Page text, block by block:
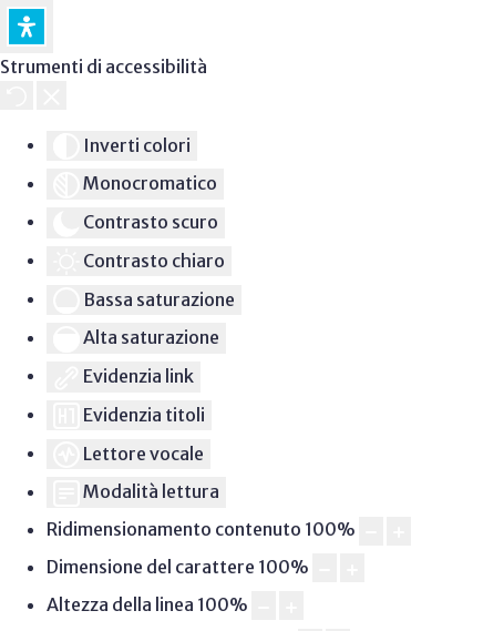
Strumenti di accessibilità
Inverti colori
Monocromatico
Contrasto scuro
Contrasto chiaro
Bassa saturazione
Alta saturazione
Evidenzia link
Evidenzia titoli
Lettore vocale
Modalità lettura
Ridimensionamento contenuto 100%
Dimensione del carattere 100%
Altezza della linea 100%